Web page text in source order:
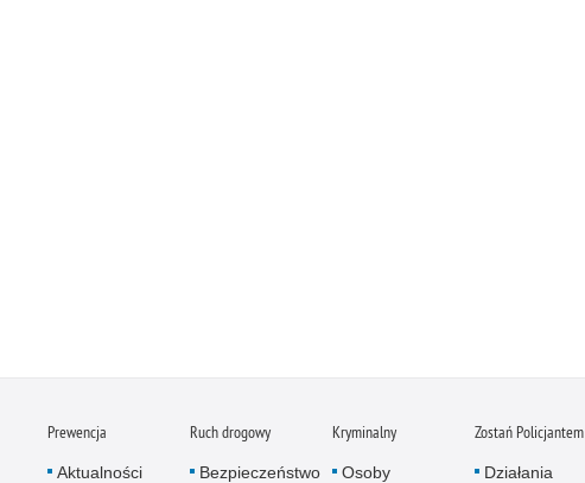
Prewencja
Aktualności
Ruch drogowy
Bezpieczeństwo
Kryminalny
Osoby
Zostań Policjantem
Działania